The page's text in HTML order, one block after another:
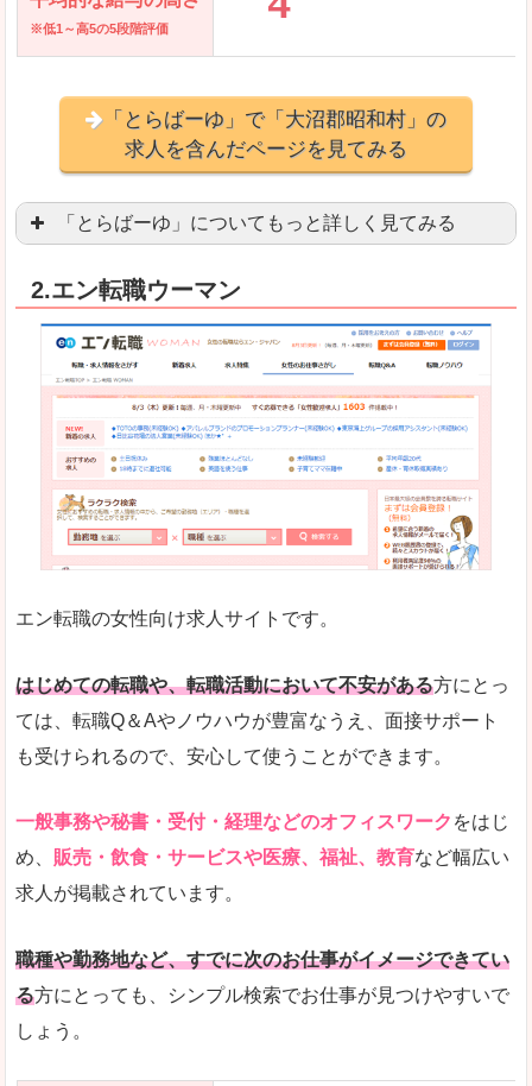
※低1～高5の5段階評価
「とらばーゆ」で「大沼郡昭和村」の
求人を含んだページを見てみる
「とらばーゆ」についてもっと詳しく見てみる
良いところ
スマホアプリやソーシャルアカウントが充実して
「ファッション・ブランドページ」という検索
悪いところ
事務などのオフィスワークを探している方にとっ
専門性が強い部分があるので、逆に一般的なお仕
詳しい説明
とにかく、女性ならではの職種の専門性が高いの
また、アパレル・コスメ、エステ・ネイル・美容
人気度
専門性が高いので、これらのお仕事に転職を考
リクルートグループなので、大手という安心感も
使いやすさ
検索がしやすく、求人詳細にも画像やイラストな
2.エン転職ウーマン
エン転職の女性向け求人サイトです。
はじめての転職や、転職活動において不安がある方にとっ
ては、転職Q＆Aやノウハウが豊富なうえ、面接サポート
も受けられるので、安心して使うことができます。
一般事務や秘書・受付・経理などのオフィスワーク をはじ
め、 販売・飲食・サービスや医療、福祉、教育など幅広い
求人が掲載されています。
職種や勤務地など、すでに次のお仕事がイメージできてい
る方にとっても、シンプル検索でお仕事が見つけやすいで
しょう。